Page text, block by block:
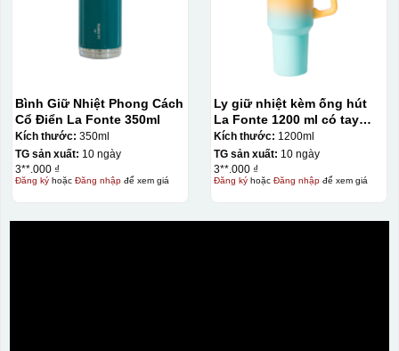
Bình Giữ Nhiệt Phong Cách
Cổ Điển La Fonte 350ml
Kích thước: 350ml
TG sản xuất: 10 ngày
3**.000 ₫
Đăng kýhoặc Đăng nhậpđể xem giá
Ly giữ nhiệt kèm ống hút
La Fonte 1200 ml có tay
cầm – 012317
Kích thước: 1200ml
TG sản xuất: 10 ngày
3**.000 ₫
Đăng kýhoặc Đăng nhậpđể xem giá